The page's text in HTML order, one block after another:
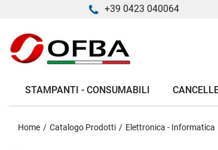
+39 0423 040064
STAMPANTI - CONSUMABILI
Home Catalogo Prodotti Elettronica - Informatica